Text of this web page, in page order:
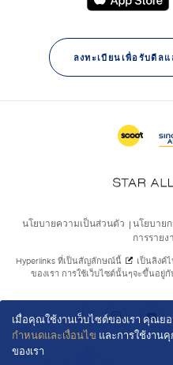
เมื่อคุณใช้งานเว็บไซต์ของเรา คุณย
กำหนดและเงื่อนไข และการใช้งาน
ของเรา